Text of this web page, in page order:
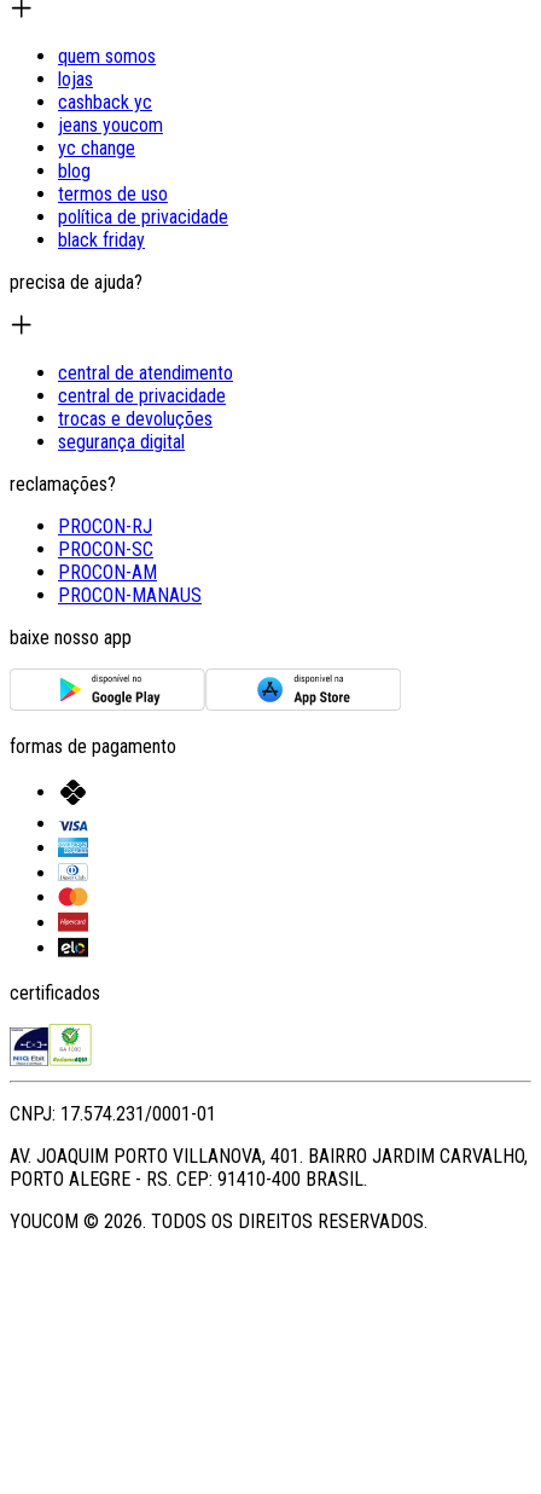
quem somos
lojas
cashback yc
jeans youcom
yc change
blog
termos de uso
política de privacidade
black friday
precisa de ajuda?
central de atendimento
central de privacidade
trocas e devoluções
segurança digital
reclamações?
PROCON-RJ
PROCON-SC
PROCON-AM
PROCON-MANAUS
baixe nosso app
formas de pagamento
certificados
CNPJ: 17.574.231/0001-01
AV. JOAQUIM PORTO VILLANOVA, 401. BAIRRO JARDIM CARVALHO,
PORTO ALEGRE - RS. CEP: 91410-400 BRASIL.
YOUCOM © 2026. TODOS OS DIREITOS RESERVADOS.